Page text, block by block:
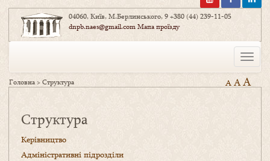
04060, Київ, М.Берлинського, 9+380 (44) 239-11-05
dnpb.naes@gmail.comМапа проїзду
Toggle
Головна >Структура A AA
Структура
Керівництво
Адміністративні підрозділи